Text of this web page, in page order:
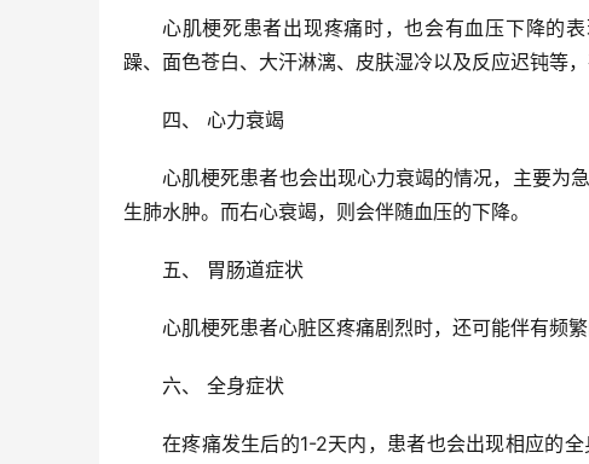
心肌梗死患者出现疼痛时，也会有血压下降的
躁、面色苍白、大汗淋漓、皮肤湿冷以及反应迟钝等
四、 心力衰竭
心肌梗死患者也会出现心力衰竭的情况，主要为
生肺水肿。而右心衰竭，则会伴随血压的下降。
五、 胃肠道症状
心肌梗死患者心脏区疼痛剧烈时，还可能伴有频
六、 全身症状
在疼痛发生后的1-2天内，患者也会出现相应的